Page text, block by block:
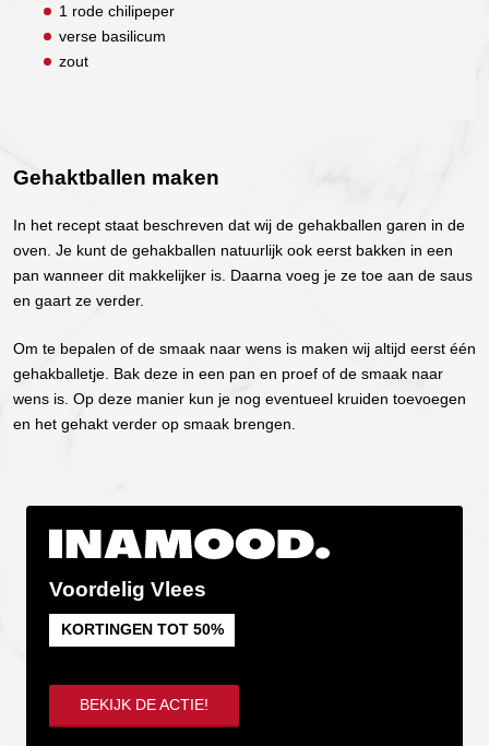
1 rode chilipeper
verse basilicum
zout
Gehaktballen maken
In het recept staat beschreven dat wij de gehakballen garen in de
oven. Je kunt de gehakballen natuurlijk ook eerst bakken in een
pan wanneer dit makkelijker is. Daarna voeg je ze toe aan de saus
en gaart ze verder.
Om te bepalen of de smaak naar wens is maken wij altijd eerst één
gehakballetje. Bak deze in een pan en proef of de smaak naar
wens is. Op deze manier kun je nog eventueel kruiden toevoegen
en het gehakt verder op smaak brengen.
Voordelig Vlees
KORTINGEN TOT 50%
BEKIJK DE ACTIE!